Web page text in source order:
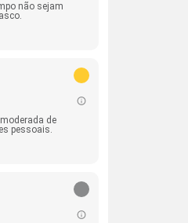
não sejam
de
pessoais.